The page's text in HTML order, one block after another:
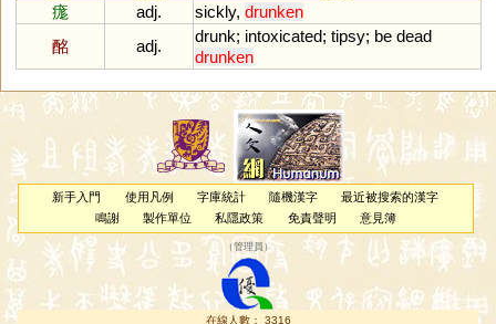
痝
adj. sickly, drunken
酩
adj.
drunk; intoxicated; tipsy; be dead
drunken
新手入門 使用凡例 字庫統計 隨機漢字
最近被搜索的漢字
鳴謝
製作單位 私隱政策 免責聲明 意見簿
（管理員 ）
在線人數： 3316